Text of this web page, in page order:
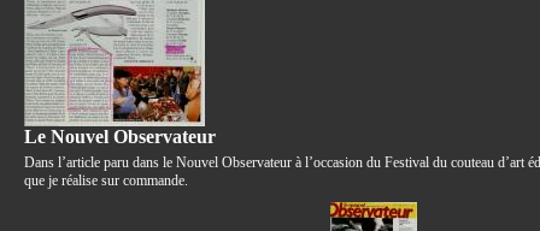
Le Nouvel Observateur
Dans l’article paru dans le Nouvel Observateur à l’occasion du Festival du couteau d’art
que je réalise sur commande.